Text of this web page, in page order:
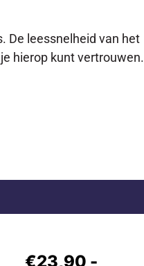
De leessnelheid van het
hierop kunt vertrouwen.
€23,90 -